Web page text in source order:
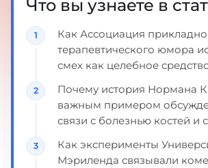
Что вы узнаете в
Как Ассоциация
терапевтического юмора
смех как целебное
Почему история Нормана
важным примером
связи с болезнью костей и
Как эксперименты
Мэриленда связывали